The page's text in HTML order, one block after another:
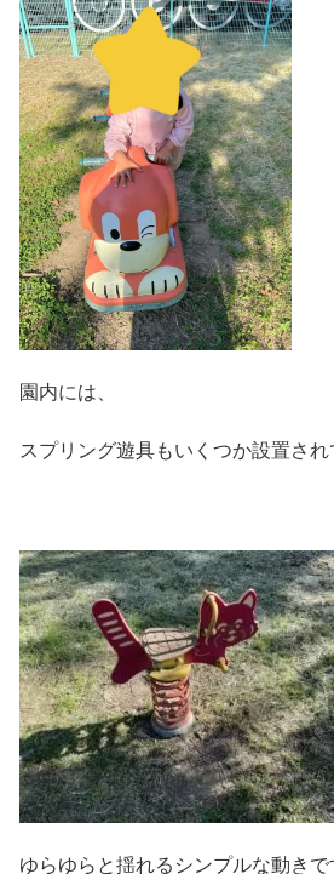
園内には、
スプリング遊具もいくつか設置され
ゆらゆらと揺れるシンプルな動きで